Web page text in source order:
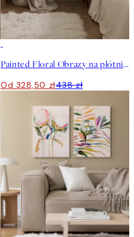
Painted Floral Obrazy na płótnie Duo
Od 328,50 zł438 zł